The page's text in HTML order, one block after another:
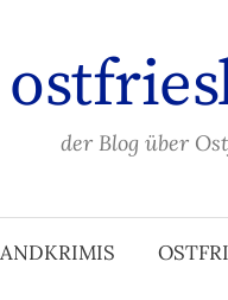
der Blog über